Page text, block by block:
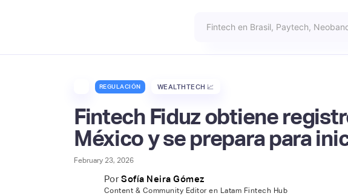
REGULACIÓN WEALTHTECH 📈
Fintech Fiduz obtiene
México y se prepara para
February 23, 2026
Por Sofía Neira Gómez
Content & Community Editor en Latam Fintech Hub